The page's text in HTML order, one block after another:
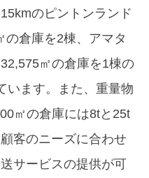
のピントンランド
の倉庫を2棟、アマタ
㎡の倉庫を1棟の
います。また、重量物
㎡の倉庫には8tと25t
客のニーズに合わせ
サービスの提供が可